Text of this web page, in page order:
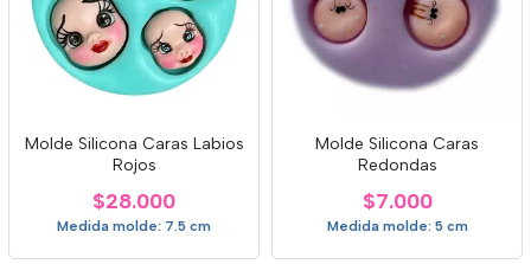
Molde Silicona Caras Labios
Rojos
$28.000
Medida molde: 7.5 cm
Molde Silicona Caras
Redondas
$7.000
Medida molde: 5 cm